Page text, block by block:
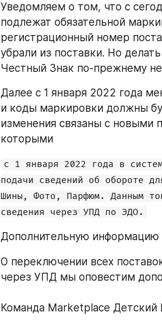
Уведомляем о том, что с
подлежат обязательной
регистрационный номер
убрали из поставки. Но
Честный Знак по-прежнему
Далее с 1 января 2022 года
и коды маркировки должны
изменения связаны с новыми
которыми
с 1 января 2022 года в
подачи сведений об обороте
Шины, Фото, Парфюм. Данным
сведения через УПД по ЭДО.
Дополнительную
О переключении всех
через УПД мы оповестим
Команда Marketplace